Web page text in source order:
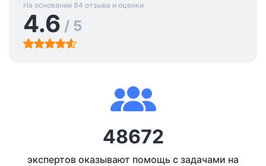
На основании 84 отзыва и оценки
4.6 / 5
48672
экспертов оказывают помощь с задачами на